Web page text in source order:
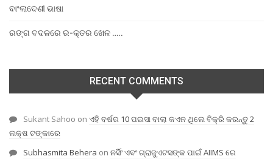
ବାଂଲାଦେଶୀ ଭାଷା
ରଙ୍ଗ ବଦଳରେ ର-କ୍ତର ଖେଳ …..
RECENT COMMENTS
Sukant Sahoo on ଏହି ବର୍ଷର 10 ପଇସା ବାଲା କଏନ ଥିଲେ ବିକ୍ରି କରନ୍ତୁ 2
ଲକ୍ଷ ଟଙ୍କାରେ
Subhasmita Behera on ନର୍ସିଂ ଏବଂ ଗ୍ରାଜୁଏଟସଙ୍କ ପାଇଁ AIIMS ରେ